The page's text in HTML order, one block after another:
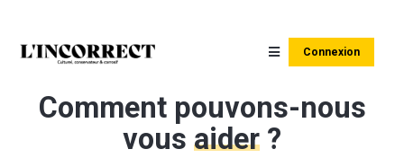
Connexion
Comment pouvons-nous
vous aider ?